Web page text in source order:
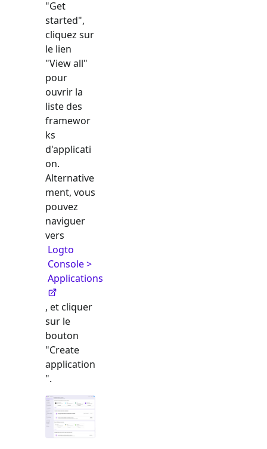
"Get
started",
cliquez sur
le lien
"View all"
pour
ouvrir la
liste des
framewor
ks
d'applicati
on.
Alternative
ment, vous
pouvez
naviguer
vers
Logto
Console >
Applications
, et cliquer
sur le
bouton
"Create
application
".